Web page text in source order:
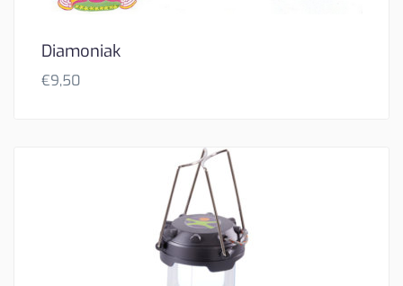
Diamoniak
€9,50